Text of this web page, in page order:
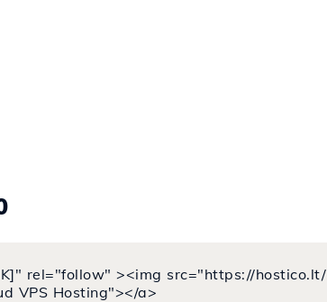
rel="follow" ><img src="https://
VPS Hosting"></a>